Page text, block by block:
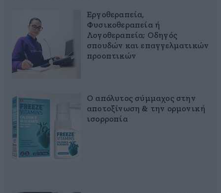
Εργοθεραπεία,
Φυσικοθεραπεία ή
Λογοθεραπεία; Οδηγός
σπουδών και επαγγελματικών
προοπτικών
Ο απόλυτος σύμμαχος στην
αποτοξίνωση & την ορμονική
ισορροπία